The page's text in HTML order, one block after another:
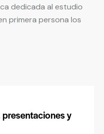
dedicada al estudio
primera persona los
y